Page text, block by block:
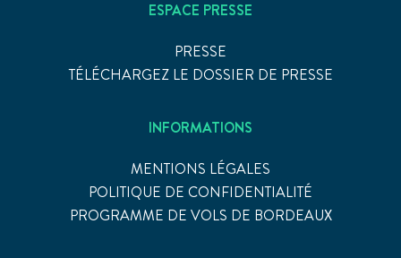
ESPACE PRESSE
PRESSE
TÉLÉCHARGEZ LE DOSSIER DE PRESSE
INFORMATIONS
MENTIONS LÉGALES
POLITIQUE DE CONFIDENTIALITÉ
PROGRAMME DE VOLS DE BORDEAUX